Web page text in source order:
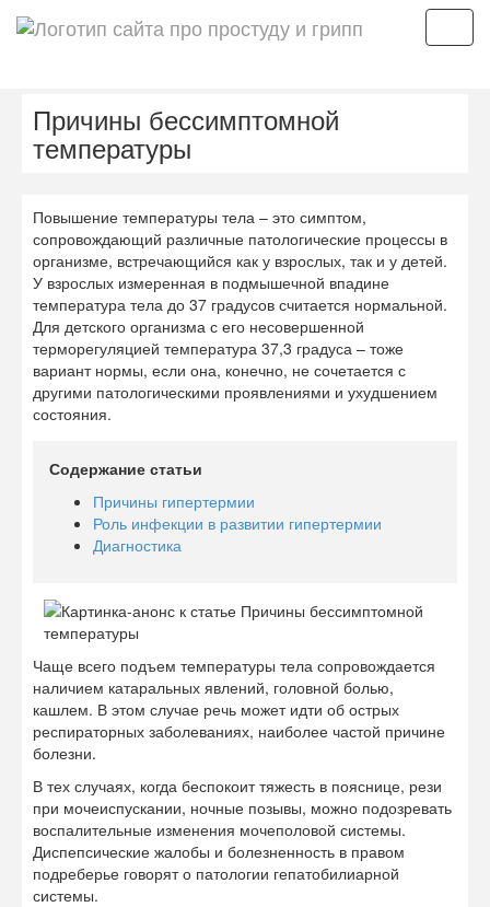
Причины бессимптомной
температуры
Повышение температуры тела – это симптом,
сопровождающий различные патологические процессы в
организме, встречающийся как у взрослых, так и у детей.
У взрослых измеренная в подмышечной впадине
температура тела до 37 градусов считается нормальной.
Для детского организма с его несовершенной
терморегуляцией температура 37,3 градуса – тоже
вариант нормы, если она, конечно, не сочетается с
другими патологическими проявлениями и ухудшением
состояния.
Содержание статьи
Причины гипертермии
Роль инфекции в развитии гипертермии
Диагностика
Чаще всего подъем температуры тела сопровождается
наличием катаральных явлений, головной болью,
кашлем. В этом случае речь может идти об острых
респираторных заболеваниях, наиболее частой причине
болезни.
В тех случаях, когда беспокоит тяжесть в пояснице, рези
при мочеиспускании, ночные позывы, можно подозревать
воспалительные изменения мочеполовой системы.
Диспепсические жалобы и болезненность в правом
подреберье говорят о патологии гепатобилиарной
системы.